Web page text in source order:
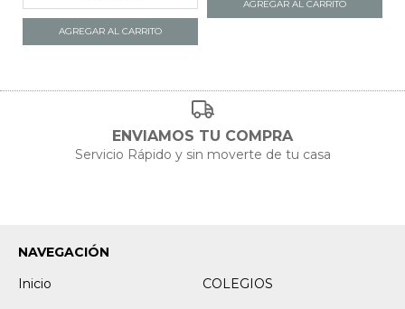
AGREGAR AL CARRITO
AGREGAR AL CARRITO
ENVIAMOS TU COMPRA
Servicio Rápido y sin moverte de tu casa
NAVEGACIÓN
Inicio
COLEGIOS